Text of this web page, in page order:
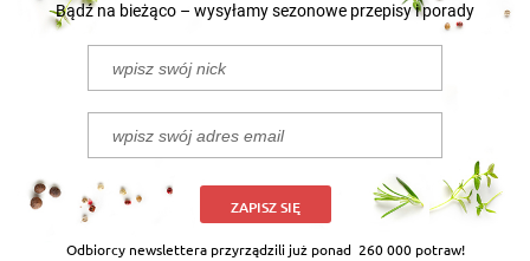
Bądź na bieżąco – wysyłamy sezonowe przepisy i porady
ZAPISZ SIĘ
Odbiorcy newslettera przyrządzili już ponad 260 000 potraw!